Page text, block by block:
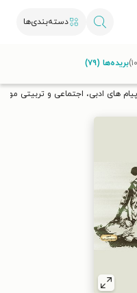
دسته‌بندی‌ها
کن.
های ادبی، اجتماعی و تربیتی
بریده‌ها (۷۹)